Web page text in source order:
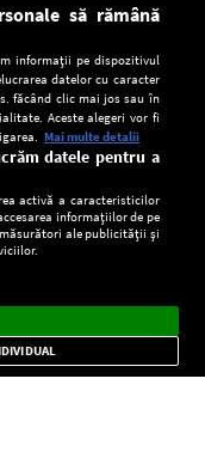
CONFIDENŢIALITATE
×
să rămână
informații pe dispozitivul
datelor cu caracter
făcând clic mai jos sau în
Aceste alegeri vor fi
Mai multe detalii
datele pentru a
activă a caracteristicilor
informațiilor de pe
ale publicității și